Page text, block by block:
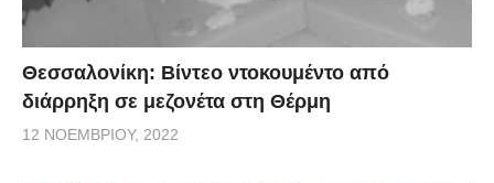
Θεσσαλονίκη: Βίντεο ντοκουμέντο από
διάρρηξη σε μεζονέτα στη Θέρμη
12 ΝΟΕΜΒΡΊΟΥ, 2022